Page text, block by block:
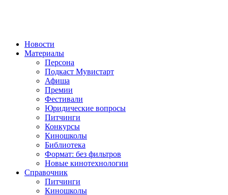
Новости
Материалы
Персона
Подкаст Мувистарт
Афиша
Премии
Фестивали
Юридические вопросы
Питчинги
Конкурсы
Киношколы
Библиотека
Формат: без фильтров
Новые кинотехнологии
Справочник
Питчинги
Киношколы